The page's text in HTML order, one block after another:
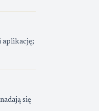
aplikację;
się